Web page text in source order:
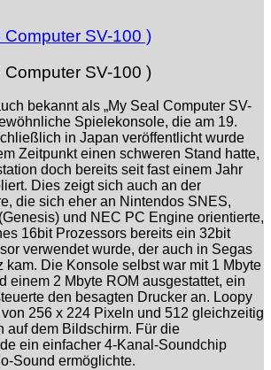
SV-100 )
SV-100 )
bekannt als „My Seal Computer SV-
Spielekonsole, die am 19.
in Japan veröffentlicht wurde
Zeitpunkt einen schweren Stand hatte,
doch bereits seit fast einem Jahr
Dies zeigt sich auch an der
die sich eher an Nintendos SNES,
und NEC PC Engine orientierte,
16bit Prozessors bereits ein 32bit
verwendet wurde, der auch in Segas
kam. Die Konsole selbst war mit 1 Mbyte
einem 2 Mbyte ROM ausgestattet, ein
den besagten Drucker an. Loopy
256 x 224 Pixeln und 512 gleichzeitig
auf dem Bildschirm. Für die
ein einfacher 4-Kanal-Soundchip
Sound ermöglichte.